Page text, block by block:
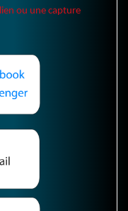
ou une capture